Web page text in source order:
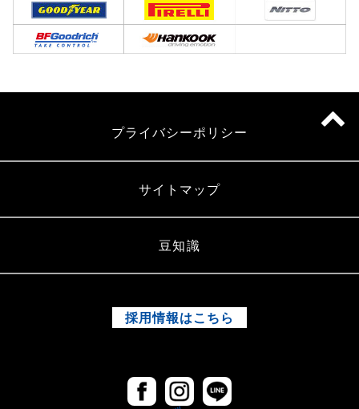
プライバシーポリシー
サイトマップ
豆知識
採用情報はこちら